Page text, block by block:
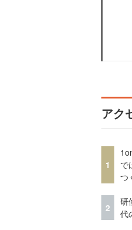
アク
1
で
つ
2
研
代